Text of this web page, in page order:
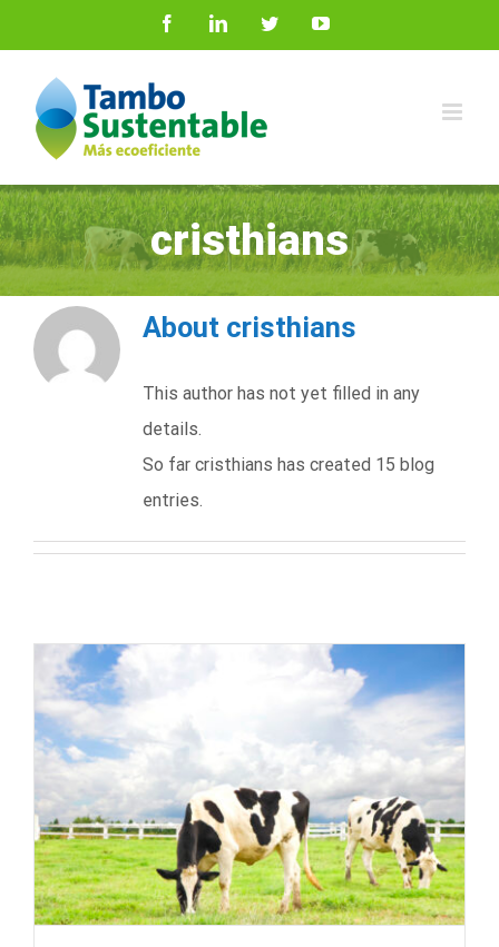
to
content
FacebookLinkedInTwitterYouTube
cristhians
About cristhians
This author has not yet filled in any
details.
So far cristhians has created 15 blog
entries.